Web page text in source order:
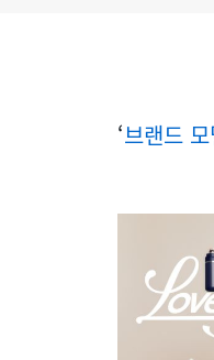
‘브랜드